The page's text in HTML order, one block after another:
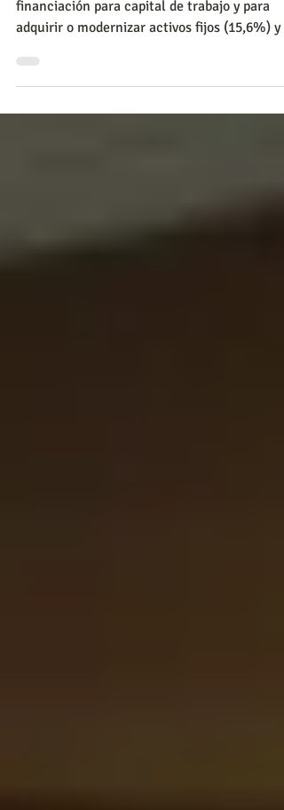
Los datos presentados muestran que la
adquirir o modernizar activos fijos (15,6%) y
formación